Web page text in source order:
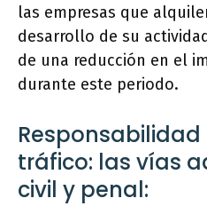
las empresas que
desarrollo de su
de una reducción en el
durante este periodo.
tráfico: las vías
civil y penal: